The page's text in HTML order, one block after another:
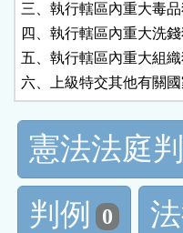
三、執行轄區內重大毒品
四、執行轄區內重大洗錢
五、執行轄區內重大組織
六、上級特交其他有關
憲法法庭
判例
0